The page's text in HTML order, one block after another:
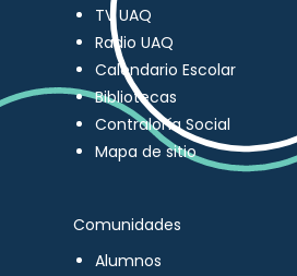
TV UAQ
Radio UAQ
Calendario Escolar
Bibliotecas
Contraloría Social
Mapa de sitio
Comunidades
Alumnos